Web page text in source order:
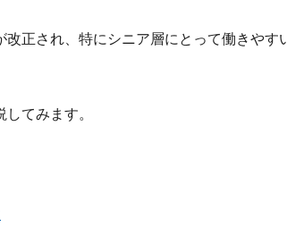
正され、特にシニア層にとって働きやす
てみます。